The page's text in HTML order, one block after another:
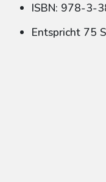
ISBN: 978-3-
Entspricht 75